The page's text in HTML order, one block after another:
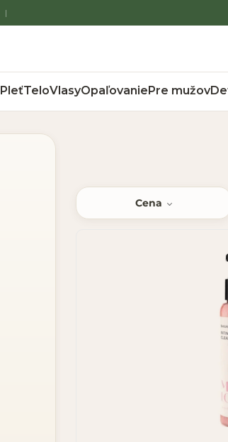
|
PleťTeloVlasyOpaľovaniePre mužov
Cena